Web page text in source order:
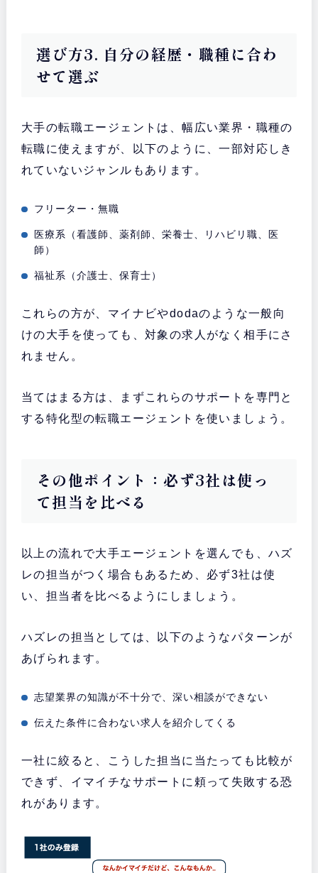
選び方3. 自分の経歴・職種に合わ
せて選ぶ
大手の転職エージェントは、幅広い業界・職種の
転職に使えますが、以下のように、一部対応しき
れていないジャンルもあります。
フリーター・無職
医療系（看護師、薬剤師、栄養士、リハビリ職、医
師）
福祉系（介護士、保育士）
これらの方が、マイナビやdodaのような一般向
けの大手を使っても、対象の求人がなく相手にさ
れません。
当てはまる方は、まずこれらのサポートを専門と
する特化型の転職エージェントを使いましょう。
その他ポイント：必ず3社は使っ
て担当を比べる
以上の流れで大手エージェントを選んでも、ハズ
レの担当がつく場合もあるため、必ず3社は使
い、担当者を比べるようにしましょう。
ハズレの担当としては、以下のようなパターンが
あげられます。
志望業界の知識が不十分で、深い相談ができない
伝えた条件に合わない求人を紹介してくる
一社に絞ると、こうした担当に当たっても比較が
できず、イマイチなサポートに頼って失敗する恐
れがあります。